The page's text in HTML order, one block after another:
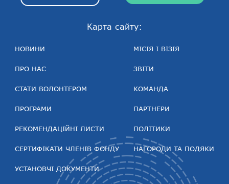
Карта сайту:
НОВИНИ
ПРО НАС
СТАТИ ВОЛОНТЕРОМ
ПРОГРАМИ
РЕКОМЕНДАЦІЙНІ ЛИСТИ
СЕРТИФІКАТИ ЧЛЕНІВ ФОНДУ
УСТАНОВЧІ ДОКУМЕНТИ
МІСІЯ І ВІЗІЯ
ЗВІТИ
КОМАНДА
ПАРТНЕРИ
ПОЛІТИКИ
НАГОРОДИ ТА ПОДЯКИ